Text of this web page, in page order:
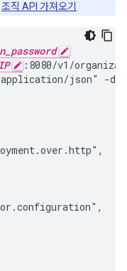
조직 API 가져오기
:8080/v1/
json" -d